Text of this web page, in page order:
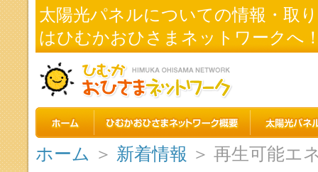
太陽光パネルについての情報・取
はひむかおひさまネットワークへ
ホーム ＞ 新着情報 ＞ 再生可能エ